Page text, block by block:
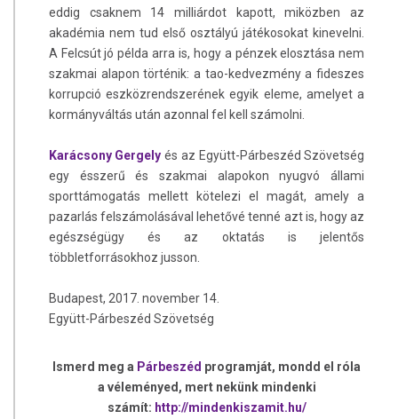
eddig csaknem 14 milliárdot kapott, miközben az
akadémia nem tud első osztályú játékosokat kinevelni.
A Felcsút jó példa arra is, hogy a pénzek elosztása nem
szakmai alapon történik: a tao-kedvezmény a fideszes
korrupció eszközrendszerének egyik eleme, amelyet a
kormányváltás után azonnal fel kell számolni.
Karácsony Gergely és az Együtt-Párbeszéd Szövetség
egy ésszerű és szakmai alapokon nyugvó állami
sporttámogatás mellett kötelezi el magát, amely a
pazarlás felszámolásával lehetővé tenné azt is, hogy az
egészségügy és az oktatás is jelentős
többletforrásokhoz jusson.
Budapest, 2017. november 14.
Együtt-Párbeszéd Szövetség
Ismerd meg a Párbeszéd programját, mondd el róla
a véleményed, mert nekünk mindenki
számít: http://mindenkiszamit.hu/